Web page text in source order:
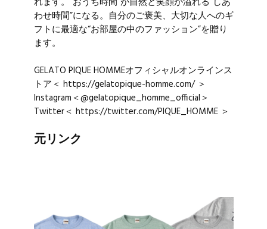
わせ時間”になる。自分のご褒美、大切な人へのギ
フトに最適な“お部屋の中のファッション”を贈り
ます。
GELATO PIQUE HOMMEオフィシャルオンラインス
トア＜ https://gelatopique-homme.com/＞
Instagram＜@gelatopique_homme_official＞
Twitter＜ https://twitter.com/PIQUE_HOMME＞
元リンク